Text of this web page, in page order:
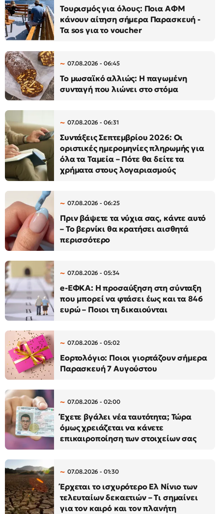
Τουρισμός για όλους: Ποια ΑΦΜ
κάνουν αίτηση σήμερα Παρασκευή -
Τα sos για το voucher
07.08.2026 - 06:45
Το μωσαϊκό αλλιώς: Η παγωμένη
συνταγή που λιώνει στο στόμα
07.08.2026 - 06:31
Συντάξεις Σεπτεμβρίου 2026: Οι
οριστικές ημερομηνίες πληρωμής για
όλα τα Ταμεία – Πότε θα δείτε τα
χρήματα στους λογαριασμούς
07.08.2026 - 06:25
Πριν βάψετε τα νύχια σας, κάντε αυτό
– Το βερνίκι θα κρατήσει αισθητά
περισσότερο
07.08.2026 - 05:34
e-ΕΦΚΑ: Η προσαύξηση στη σύνταξη
που μπορεί να φτάσει έως και τα 846
ευρώ – Ποιοι τη δικαιούνται
07.08.2026 - 05:02
Εορτολόγιο: Ποιοι γιορτάζουν σήμερα
Παρασκευή 7 Αυγούστου
07.08.2026 - 02:00
Έχετε βγάλει νέα ταυτότητα; Τώρα
όμως χρειάζεται να κάνετε
επικαιροποίηση των στοιχείων σας
07.08.2026 - 01:30
Έρχεται το ισχυρότερο Ελ Νίνιο των
τελευταίων δεκαετιών – Τι σημαίνει
για τον καιρό και τον πλανήτη